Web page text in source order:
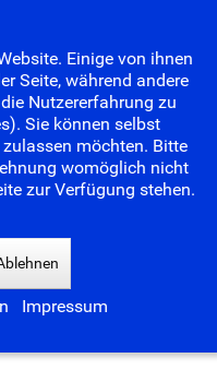
Einige von ihnen
Seite, während andere
Nutzererfahrung zu
Sie können selbst
möchten. Bitte
womöglich nicht
zur Verfügung stehen.
Impressum